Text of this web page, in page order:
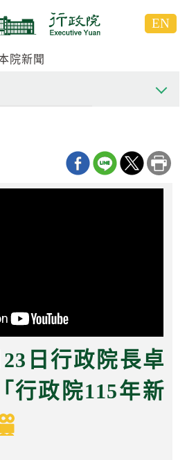
EN
院新聞
日行政院長卓
行政院115年新